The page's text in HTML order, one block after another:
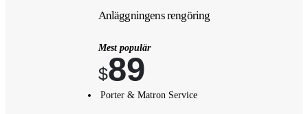
Anläggningens rengöring
Mest populär
$89
Porter & Matron Service